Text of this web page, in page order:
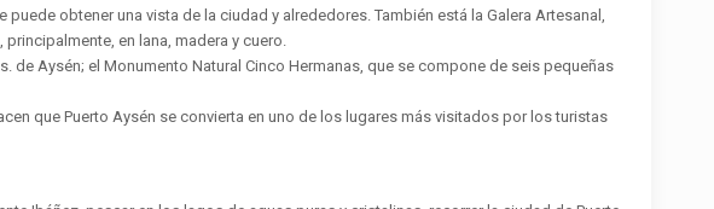
obtener una vista de la ciudad y alrededores. También está la Galera Artesanal,
en lana, madera y cuero.
de Aysén; el Monumento Natural Cinco Hermanas, que se compone de seis pequeñas
que Puerto Aysén se convierta en uno de los lugares más visitados por los turistas